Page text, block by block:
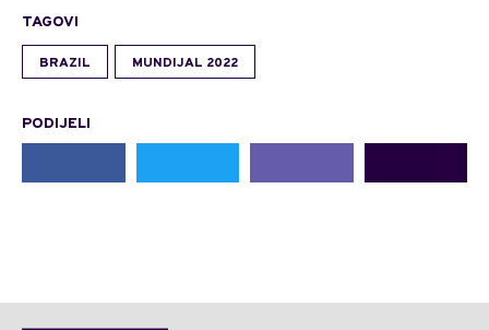
TAGOVI
BRAZIL MUNDIJAL 2022
PODIJELI